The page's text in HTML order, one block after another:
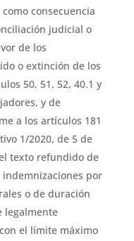
consecuencia
judicial o
de los
o extinción de los
50, 51, 52, 40.1 y
y de
a los artículos 181
1/2020, de 5 de
texto refundido de
indemnizaciones por
o de duración
legalmente
el límite máximo